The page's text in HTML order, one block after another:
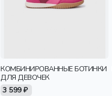
КОМБИНИРОВАННЫЕ БОТИНКИ
ДЛЯ ДЕВОЧЕК
3 599 ₽